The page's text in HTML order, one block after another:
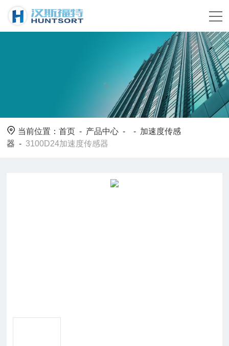
当前位置：首页 - 产品中心 - - 加速度传感
器 -3100D24加速度传感器